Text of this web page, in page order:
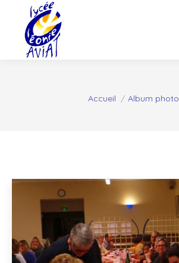
Vous êtes ici :
Accueil Album photo